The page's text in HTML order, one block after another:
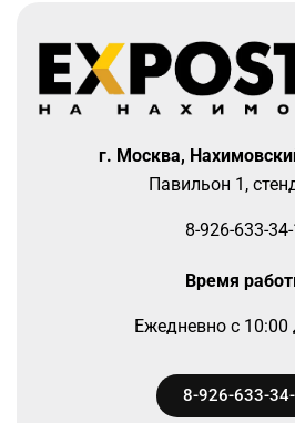
г. Москва,
Павильон 1,
8-926-633-
Время
Ежедневно c 10:00
8-926-633-